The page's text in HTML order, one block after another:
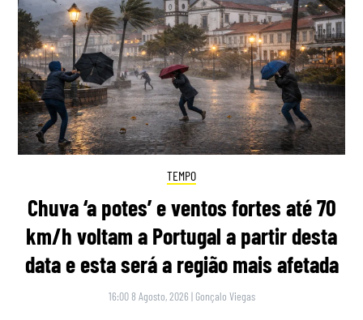
TEMPO
Chuva ‘a potes’ e ventos fortes até 70
km/h voltam a Portugal a partir desta
data e esta será a região mais afetada
16:00 8 Agosto, 2026 | Gonçalo Viegas